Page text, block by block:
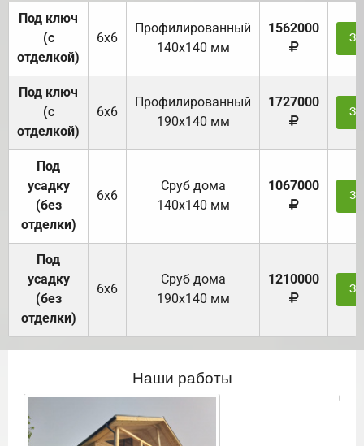
Под ключ
(с
отделкой)
6х6
Профилированный
140х140 мм
1562000
Под ключ
(с
отделкой)
6х6
Профилированный
190х140 мм
1727000
Под
усадку
(без
отделки)
6х6
Cруб дома
140х140 мм
1067000
Под
усадку
(без
отделки)
6х6
Cруб дома
190х140 мм
1210000
Наши работы